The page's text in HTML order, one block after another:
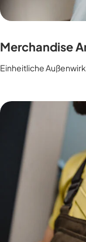
Merchandise
Einheitliche